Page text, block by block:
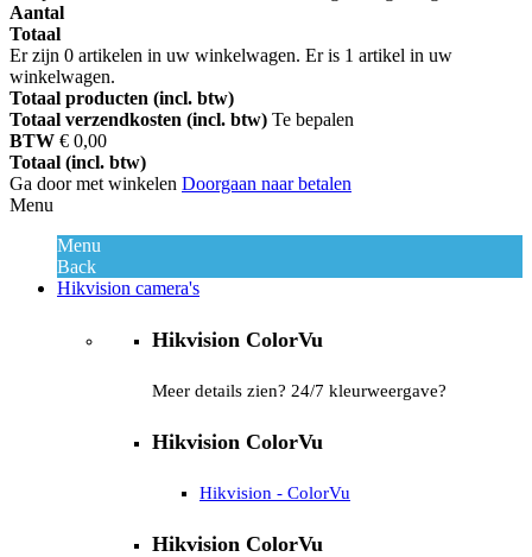
Aantal
Totaal
Er zijn 0 artikelen in uw winkelwagen. Er is 1 artikel in uw
winkelwagen.
Totaal producten (incl. btw)
Totaal verzendkosten (incl. btw) Te bepalen
BTW € 0,00
Totaal (incl. btw)
Ga door met winkelen Doorgaan naar betalen
Menu
Menu
Back
Hikvision camera's
Hikvision ColorVu
Meer details zien? 24/7 kleurweergave?
Hikvision ColorVu
Hikvision - ColorVu
Hikvision ColorVu